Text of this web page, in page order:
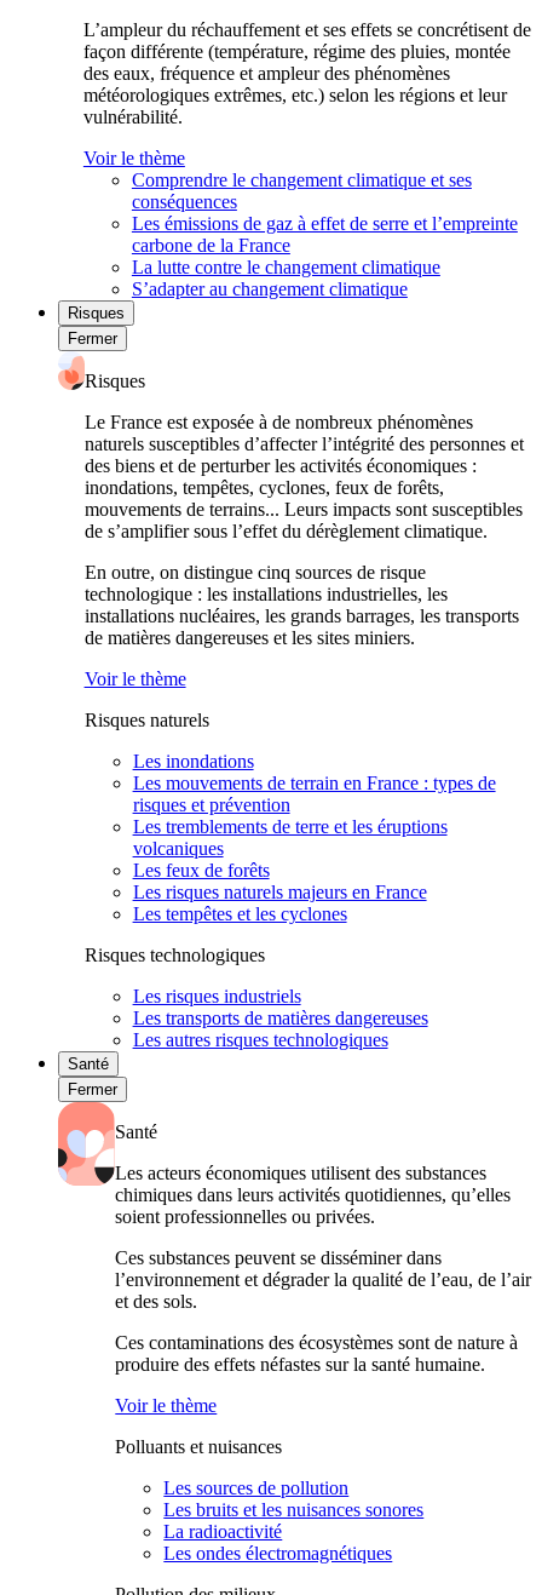
L’ampleur du réchauffement et ses effets se concrétisent de
façon différente (température, régime des pluies, montée
des eaux, fréquence et ampleur des phénomènes
météorologiques extrêmes, etc.) selon les régions et leur
vulnérabilité.
Voir le thème
Comprendre le changement climatique et ses
conséquences
Les émissions de gaz à effet de serre et l’empreinte
carbone de la France
La lutte contre le changement climatique
S’adapter au changement climatique
Risques
Fermer
Risques
Le France est exposée à de nombreux phénomènes
naturels susceptibles d’affecter l’intégrité des personnes et
des biens et de perturber les activités économiques :
inondations, tempêtes, cyclones, feux de forêts,
mouvements de terrains... Leurs impacts sont susceptibles
de s’amplifier sous l’effet du dérèglement climatique.
En outre, on distingue cinq sources de risque
technologique : les installations industrielles, les
installations nucléaires, les grands barrages, les transports
de matières dangereuses et les sites miniers.
Voir le thème
Risques naturels
Les inondations
Les mouvements de terrain en France : types de
risques et prévention
Les tremblements de terre et les éruptions
volcaniques
Les feux de forêts
Les risques naturels majeurs en France
Les tempêtes et les cyclones
Risques technologiques
Les risques industriels
Les transports de matières dangereuses
Les autres risques technologiques
Santé
Fermer
Santé
Les acteurs économiques utilisent des substances
chimiques dans leurs activités quotidiennes, qu’elles
soient professionnelles ou privées.
Ces substances peuvent se disséminer dans
l’environnement et dégrader la qualité de l’eau, de l’air
et des sols.
Ces contaminations des écosystèmes sont de nature à
produire des effets néfastes sur la santé humaine.
Voir le thème
Polluants et nuisances
Les sources de pollution
Les bruits et les nuisances sonores
La radioactivité
Les ondes électromagnétiques